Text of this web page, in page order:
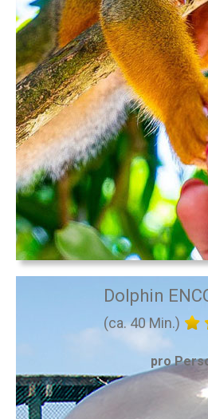
Dolphin
(ca. 40 Min.)
pro